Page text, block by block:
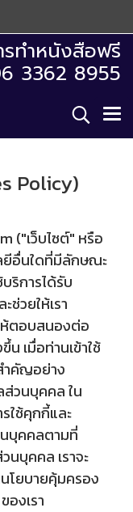
รทำหนังสือฟรี
3362 8955
Policy)
("เว็บไซต์" หรือ
ยีอื่นใดที่มีลักษณะ
ริการได้รับ
ช่วยให้เรา
ตอบสนองต่อ
เมื่อท่านเข้าใช้
ำคัญอย่าง
วนบุคคล ใน
ใช้คุกกี้และ
บุคคลตามที่
บุคคล เราจะ
โยบายคุ้มครอง
งเรา